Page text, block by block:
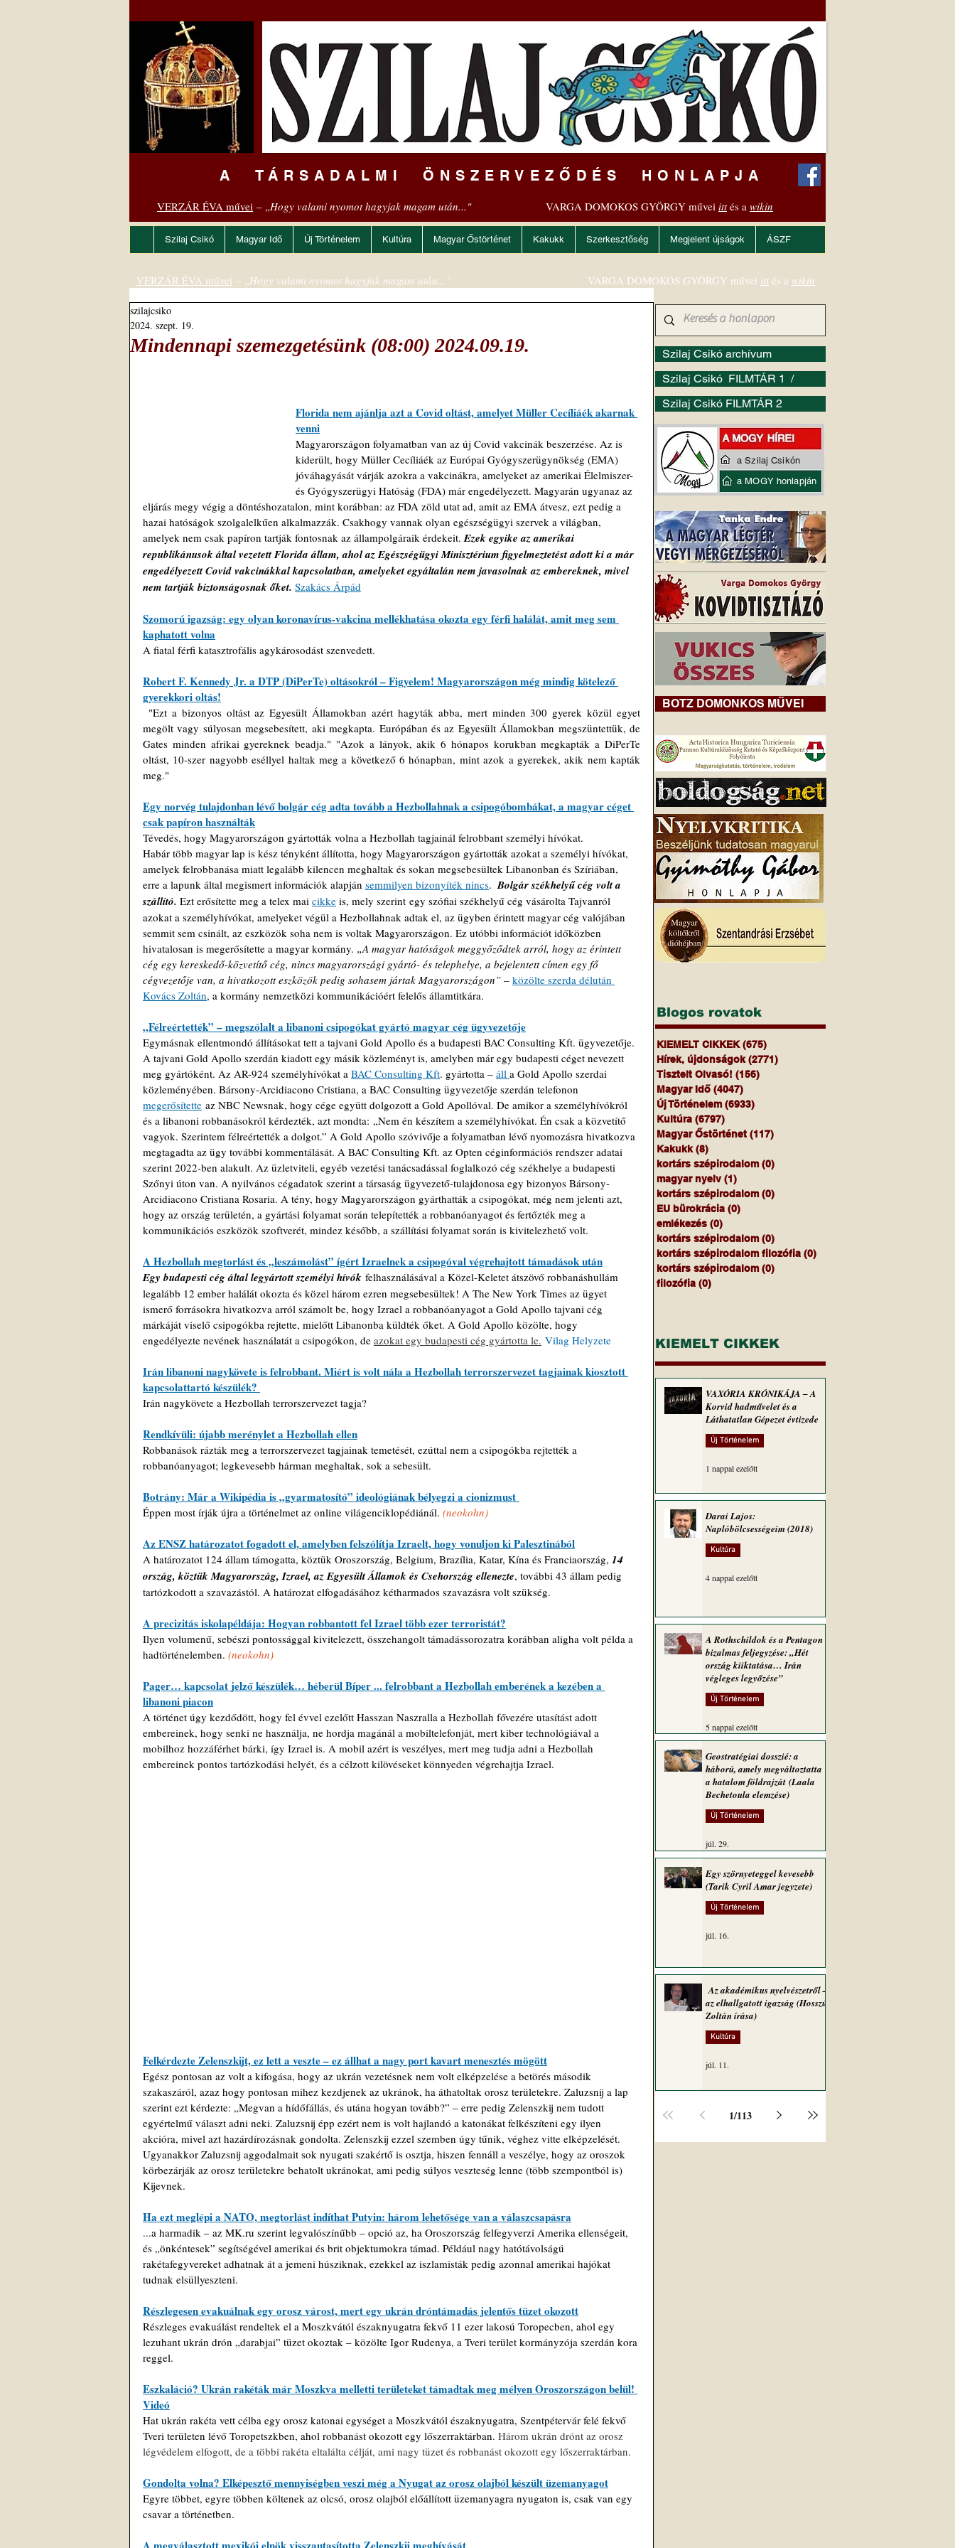
A TÁRSADALMI ÖNSZERVEZŐDÉS HONLAPJA
VERZÁR ÉVA művei – „Hogy valami nyomot hagyjak magam után..." VARGA DOMOKOS GYÖRGY művei ittés a wikin
Szilaj Csikó Magyar Idő Új Történelem Kultúra Magyar Őstörténet Kakukk Szerkesztőség Megjelent újságok ÁSZF
Mindennapi szemezgetésünk (08:00) 2024.09.19.
szilajcsiko
2024. szept. 19.
Florida nem ajánlja azt a Covid oltást, amelyet Müller Cecíliáék akarnak
venni
Magyarországon folyamatban van az új Covid vakcinák beszerzése. Az is
kiderült, hogy Müller Cecíliáék az Európai Gyógyszerügynökség (EMA)
jóváhagyását várják azokra a vakcinákra, amelyeket az amerikai Élelmiszer-
és Gyógyszerügyi Hatóság (FDA) már engedélyezett. Magyarán ugyanaz az
eljárás megy végig a döntéshozatalon, mint korábban: az FDA zöld utat ad, amit az EMA átvesz, ezt pedig a
hazai hatóságok szolgalelkűen alkalmazzák. Csakhogy vannak olyan egészségügyi szervek a világban,
amelyek nem csak papíron tartják fontosnak az állampolgáraik érdekeit. Ezek egyike az amerikai
republikánusok által vezetett Florida állam, ahol az Egészségügyi Minisztérium figyelmeztetést adott ki a már
engedélyezett Covid vakcinákkal kapcsolatban, amelyeket egyáltalán nem javasolnak az embereknek, mivel
nem tartják biztonságosnak őket. Szakács Árpád
Szomorú igazság: egy olyan koronavírus-vakcina mellékhatása okozta egy férfi halálát, amit meg sem
kaphatott volna
A fiatal férfi katasztrofális agykárosodást szenvedett.
Robert F. Kennedy Jr. a DTP (DiPerTe) oltásokról – Figyelem! Magyarországon még mindig kötelező
gyerekkori oltás!
"Ezt a bizonyos oltást az Egyesült Államokban azért hagyták abba, mert minden 300 gyerek közül egyet
megölt vagy súlyosan megsebesített, aki megkapta. Európában és az Egyesült Államokban megszüntettük, de
Gates minden afrikai gyereknek beadja." "Azok a lányok, akik 6 hónapos korukban megkapták a DiPerTe
oltást, 10-szer nagyobb eséllyel haltak meg a következő 6 hónapban, mint azok a gyerekek, akik nem kapták
meg."
Egy norvég tulajdonban lévő bolgár cég adta tovább a Hezbollahnak a csipogóbombákat, a magyar céget
csak papíron használták
Tévedés, hogy Magyarországon gyártották volna a Hezbollah tagjainál felrobbant személyi hívókat.
Habár több magyar lap is kész tényként állította, hogy Magyarországon gyártották azokat a személyi hívókat,
amelyek felrobbanása miatt legalább kilencen meghaltak és sokan megsebesültek Libanonban és Szíriában,
erre a lapunk által megismert információk alapján semmilyen bizonyíték nincs. Bolgár székhelyű cég volt a
szállító. Ezt erősítette meg a telex mai cikke is, mely szerint egy szófiai székhelyű cég vásárolta Tajvanról
azokat a személyhívókat, amelyeket végül a Hezbollahnak adtak el, az ügyben érintett magyar cég valójában
semmit sem csinált, az eszközök soha nem is voltak Magyarországon. Ez utóbbi információt időközben
hivatalosan is megerősítette a magyar kormány. „A magyar hatóságok meggyőződtek arról, hogy az érintett
cég egy kereskedő-közvetítő cég, nincs magyarországi gyártó- és telephelye, a bejelentett címen egy fő
cégvezetője van, a hivatkozott eszközök pedig sohasem jártak Magyarországon” – közölte szerda délután
Kovács Zoltán, a kormány nemzetközi kommunikációért felelős államtitkára.
„Félreértették” – megszólalt a libanoni csipogókat gyártó magyar cég ügyvezetője
Egymásnak ellentmondó állításokat tett a tajvani Gold Apollo és a budapesti BAC Consulting Kft. ügyvezetője.
A tajvani Gold Apollo szerdán kiadott egy másik közleményt is, amelyben már egy budapesti céget nevezett
meg gyártóként. Az AR-924 személyhívókat a BAC Consulting Kft. gyártotta – áll a Gold Apollo szerdai
közleményében. Bársony-Arcidiacono Cristiana, a BAC Consulting ügyvezetője szerdán telefonon
megerősítette az NBC Newsnak, hogy cége együtt dolgozott a Gold Apollóval. De amikor a személyhívókról
és a libanoni robbanásokról kérdezték, azt mondta: „Nem én készítem a személyhívókat. Én csak a közvetítő
vagyok. Szerintem félreértették a dolgot.” A Gold Apollo szóvivője a folyamatban lévő nyomozásra hivatkozva
megtagadta az ügy további kommentálását. A BAC Consulting Kft. az Opten céginformációs rendszer adatai
szerint 2022-ben alakult. Az üzletviteli, egyéb vezetési tanácsadással foglalkozó cég székhelye a budapesti
Szőnyi úton van. A nyilvános cégadatok szerint a társaság ügyvezető-tulajdonosa egy bizonyos Bársony-
Arcidiacono Cristiana Rosaria. A tény, hogy Magyarországon gyárthatták a csipogókat, még nem jelenti azt,
hogy az ország területén, a gyártási folyamat során telepítették a robbanóanyagot és fertőzték meg a
kommunikációs eszközök szoftverét, mindez később, a szállítási folyamat során is kivitelezhető volt.
A Hezbollah megtorlást és „leszámolást” ígért Izraelnek a csipogóval végrehajtott támadások után
Egy budapesti cég által legyártott személyi hívók felhasználásával a Közel-Keletet átszövő robbanáshullám
legalább 12 ember halálát okozta és közel három ezren megsebesültek! A The New York Times az ügyet
ismerő forrásokra hivatkozva arról számolt be, hogy Izrael a robbanóanyagot a Gold Apollo tajvani cég
márkáját viselő csipogókba rejtette, mielőtt Libanonba küldték őket. A Gold Apollo közölte, hogy
engedélyezte nevének használatát a csipogókon, de azokat egy budapesti cég gyártotta le. Vilag Helyzete
Irán libanoni nagykövete is felrobbant. Miért is volt nála a Hezbollah terrorszervezet tagjainak kiosztott
kapcsolattartó készülék?
Irán nagykövete a Hezbollah terrorszervezet tagja?
Rendkívüli: újabb merénylet a Hezbollah ellen
Robbanások rázták meg a terrorszervezet tagjainak temetését, ezúttal nem a csipogókba rejtették a
robbanóanyagot; legkevesebb hárman meghaltak, sok a sebesült.
Botrány: Már a Wikipédia is „gyarmatosító” ideológiának bélyegzi a cionizmust
Éppen most írják újra a történelmet az online világenciklopédiánál. (neokohn)
Az ENSZ határozatot fogadott el, amelyben felszólítja Izraelt, hogy vonuljon ki Palesztinából
A határozatot 124 állam támogatta, köztük Oroszország, Belgium, Brazília, Katar, Kína és Franciaország, 14
ország, köztük Magyarország, Izrael, az Egyesült Államok és Csehország ellenezte, további 43 állam pedig
tartózkodott a szavazástól. A határozat elfogadásához kétharmados szavazásra volt szükség.
A precizitás iskolapéldája: Hogyan robbantott fel Izrael több ezer terroristát?
Ilyen volumenű, sebészi pontossággal kivitelezett, összehangolt támadássorozatra korábban aligha volt példa a
hadtörténelemben. (neokohn)
Pager… kapcsolat jelző készülék… héberül Bíper ... felrobbant a Hezbollah emberének a kezében a
libanoni piacon
A történet úgy kezdődött, hogy fel évvel ezelőtt Hasszan Naszralla a Hezbollah fővezére utasítást adott
embereinek, hogy senki ne használja, ne hordja magánál a mobiltelefonját, mert kiber technológiával a
mobilhoz hozzáférhet bárki, így Izrael is. A mobil azért is veszélyes, mert meg tudja adni a Hezbollah
embereinek pontos tartózkodási helyét, és a célzott kilövéseket könnyeden végrehajtja Izrael.
Felkérdezte Zelenszkijt, ez lett a veszte – ez állhat a nagy port kavart menesztés mögött
Egész pontosan az volt a kifogása, hogy az ukrán vezetésnek nem volt elképzelése a betörés második
szakaszáról, azaz hogy pontosan mihez kezdjenek az ukránok, ha áthatoltak orosz területekre. Zaluzsnij a lap
szerint ezt kérdezte: „Megvan a hídőfállás, és utána hogyan tovább?” – erre pedig Zelenszkij nem tudott
egyértelmű választ adni neki. Zaluzsnij épp ezért nem is volt hajlandó a katonákat felkészíteni egy ilyen
akcióra, mivel azt hazárdírozásnak gondolta. Zelenszkij ezzel szemben úgy tűnik, véghez vitte elképzelését.
Ugyanakkor Zaluzsnij aggodalmait sok nyugati szakértő is osztja, hiszen fennáll a veszélye, hogy az oroszok
körbezárják az orosz területekre behatolt ukránokat, ami pedig súlyos veszteség lenne (több szempontból is)
Kijevnek.
Ha ezt meglépi a NATO, megtorlást indíthat Putyin: három lehetősége van a válaszcsapásra
...a harmadik – az MK.ru szerint legvalószínűbb – opció az, ha Oroszország felfegyverzi Amerika ellenségeit,
és „önkéntesek” segítségével amerikai és brit objektumokra támad. Például nagy hatótávolságú
rakétafegyvereket adhatnak át a jemeni húsziknak, ezekkel az iszlamisták pedig azonnal amerikai hajókat
tudnak elsüllyeszteni.
Részlegesen evakuálnak egy orosz várost, mert egy ukrán dróntámadás jelentős tüzet okozott
Részleges evakuálást rendeltek el a Moszkvától északnyugatra fekvő 11 ezer lakosú Toropecben, ahol egy
lezuhant ukrán drón „darabjai” tüzet okoztak – közölte Igor Rudenya, a Tveri terület kormányzója szerdán kora
reggel.
Eszkaláció? Ukrán rakéták már Moszkva melletti területeket támadtak meg mélyen Oroszországon belül!
Videó
Hat ukrán rakéta vett célba egy orosz katonai egységet a Moszkvától északnyugatra, Szentpétervár felé fekvő
Tveri területen lévő Toropetszkben, ahol robbanást okozott egy lőszerraktárban. Három ukrán drónt az orosz
légvédelem elfogott, de a többi rakéta eltalálta célját, ami nagy tüzet és robbanást okozott egy lőszerraktárban.
Gondolta volna? Elképesztő mennyiségben veszi még a Nyugat az orosz olajból készült üzemanyagot
Egyre többet, egyre többen költenek az olcsó, orosz olajból előállított üzemanyagra nyugaton is, csak van egy
csavar a történetben.
Szilaj Csikó archívum
Szilaj Csikó FILMTÁR 1 /
Szilaj Csikó FILMTÁR 2
VERZÁR ÉVA művei – „Hogy valami nyomot hagyjak magam után..." VARGA DOMOKOS GYÖRGY művei itt és a wikin
BOTZ DOMONKOS MŰVEI
Blogos rovatok
KIEMELT CIKKEK (675)
Hírek, újdonságok (2771)
Tisztelt Olvasó! (156)
Magyar Idő (4047)
Új Történelem (6933)
Kultúra (6797)
Magyar Őstörténet (117)
Kakukk (8)
kortárs szépirodalom (0)
magyar nyelv (1)
kortárs szépirodalom (0)
EU bürokrácia (0)
emlékezés (0)
kortárs szépirodalom (0)
kortárs szépirodalom filozófia (0)
kortárs szépirodalom (0)
filozófia (0)
KIEMELT CIKKEK
VAXÓRIA KRÓNIKÁJA ‒ A
Korvid hadművelet és a
Láthatatlan Gépezet évtizede
Új Történelem
1 nappal ezelőtt
Darai Lajos:
Naplóbölcsességeim (2018)
Kultúra
4 nappal ezelőtt
A Rothschildok és a Pentagon
bizalmas feljegyzése: „Hét
ország kiiktatása… Irán
végleges legyőzése”
Új Történelem
5 nappal ezelőtt
Geostratégiai dosszié: a
háború, amely megváltoztatta
a hatalom földrajzát (Laala
Bechetoula elemzése)
Új Történelem
júl. 29.
Egy szörnyeteggel kevesebb
(Tarik Cyril Amar jegyzete)
Új Történelem
júl. 16.
Az akadémikus nyelvészetről –
az elhallgatott igazság (Hosszú
Zoltán írása)
Kultúra
júl. 11.
1/113
a Szilaj Csikón
a MOGY honlapján